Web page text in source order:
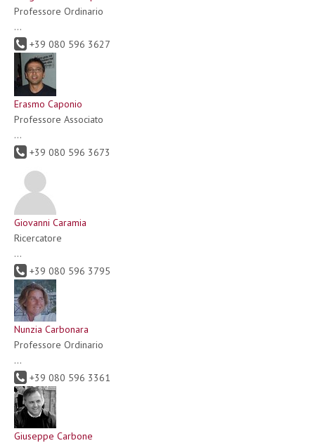
Professore Ordinario
...
+39 080 596 3627
Erasmo Caponio
Professore Associato
...
+39 080 596 3673
Giovanni Caramia
Ricercatore
...
+39 080 596 3795
Nunzia Carbonara
Professore Ordinario
...
+39 080 596 3361
Giuseppe Carbone